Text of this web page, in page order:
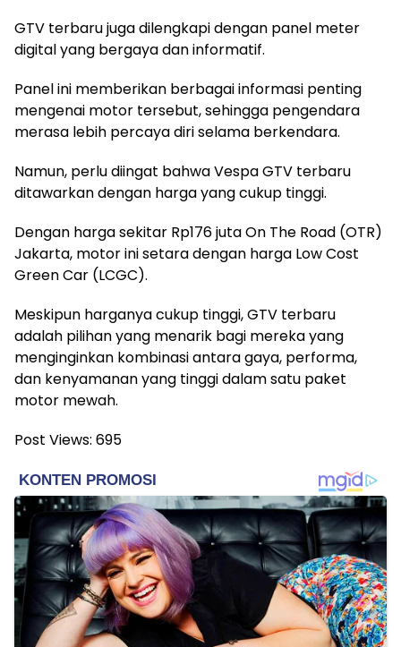
GTV terbaru juga dilengkapi dengan panel meter
digital yang bergaya dan informatif.
Panel ini memberikan berbagai informasi penting
mengenai motor tersebut, sehingga pengendara
merasa lebih percaya diri selama berkendara.
Namun, perlu diingat bahwa Vespa GTV terbaru
ditawarkan dengan harga yang cukup tinggi.
Dengan harga sekitar Rp176 juta On The Road (OTR)
Jakarta, motor ini setara dengan harga Low Cost
Green Car (LCGC).
Meskipun harganya cukup tinggi, GTV terbaru
adalah pilihan yang menarik bagi mereka yang
menginginkan kombinasi antara gaya, performa,
dan kenyamanan yang tinggi dalam satu paket
motor mewah.
Post Views: 695